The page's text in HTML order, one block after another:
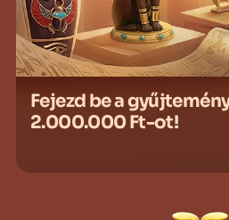
Fejezd be a
2.000.000 Ft-ot!